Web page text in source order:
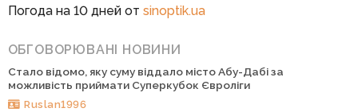
Погода на 10 дней от sinoptik.ua
ОБГОВОРЮВАНІ НОВИНИ
Стало відомо, яку суму віддало місто Абу-Дабі за
можливість приймати Суперкубок Євроліги
Ruslan1996